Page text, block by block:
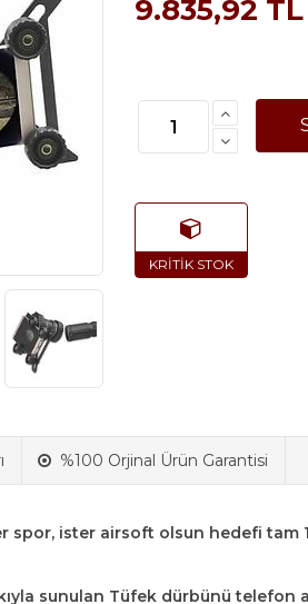
9.835,92 TL
%100 Orjinal Ürün Garantisi
spor, ister airsoft olsun hedefi
sunulan Tüfek dürbünü telefon